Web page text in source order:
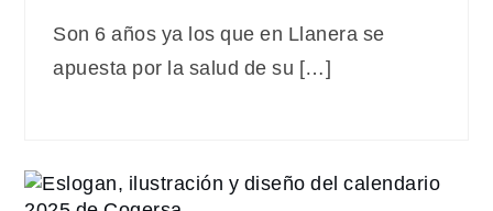
Son 6 años ya los que en Llanera se
apuesta por la salud de su […]